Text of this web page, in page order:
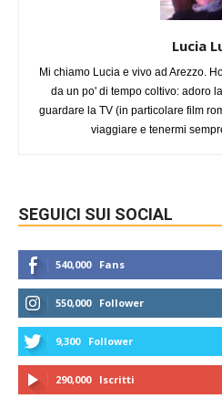
Lucia
Mi chiamo Lucia e vivo ad Arezzo.
da un po' di tempo coltivo: adoro
guardare la TV (in particolare film
viaggiare e tenermi
SEGUICI SUI SOCIAL
540,000 Fans
550,000 Follower
9,300 Follower
290,000 Iscritti